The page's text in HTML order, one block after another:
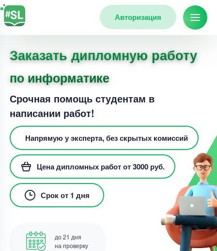
Авторизация
Заказать дипломную работу
по информатике
Срочная помощь студентам в
написании работ!
Напрямую у эксперта, без скрытых комиссий
Цена дипломных работ от 3000 руб.
Срок от 1 дня
до 21 дня
на проверку